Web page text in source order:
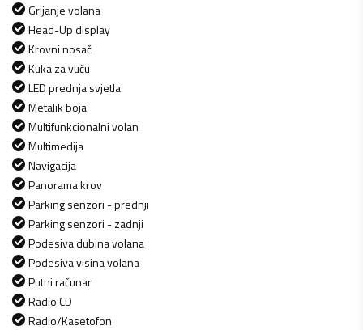
Grijanje volana
Head-Up display
Krovni nosač
Kuka za vuču
LED prednja svjetla
Metalik boja
Multifunkcionalni volan
Multimedija
Navigacija
Panorama krov
Parking senzori - prednji
Parking senzori - zadnji
Podesiva dubina volana
Podesiva visina volana
Putni računar
Radio CD
Radio/Kasetofon